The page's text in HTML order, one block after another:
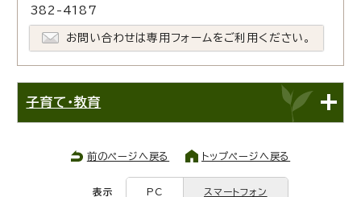
382-4187
お問い合わせは専用フォームをご利用ください。
子育て・教育
前のページへ戻る トップページへ戻る
表示 PC スマートフォン